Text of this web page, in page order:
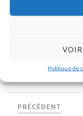
VOIR
Politique de
PRÉCÉDENT